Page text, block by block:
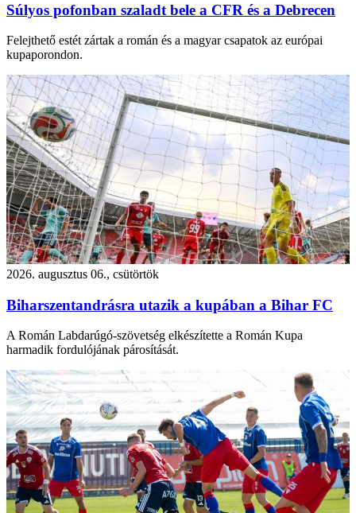
Súlyos pofonban szaladt bele a CFR és a Debrecen
Felejthető estét zártak a román és a magyar csapatok az európai
kupaporondon.
2026. augusztus 06., csütörtök
Biharszentandrásra utazik a kupában a Bihar FC
A Román Labdarúgó-szövetség elkészítette a Román Kupa
harmadik fordulójának párosítását.